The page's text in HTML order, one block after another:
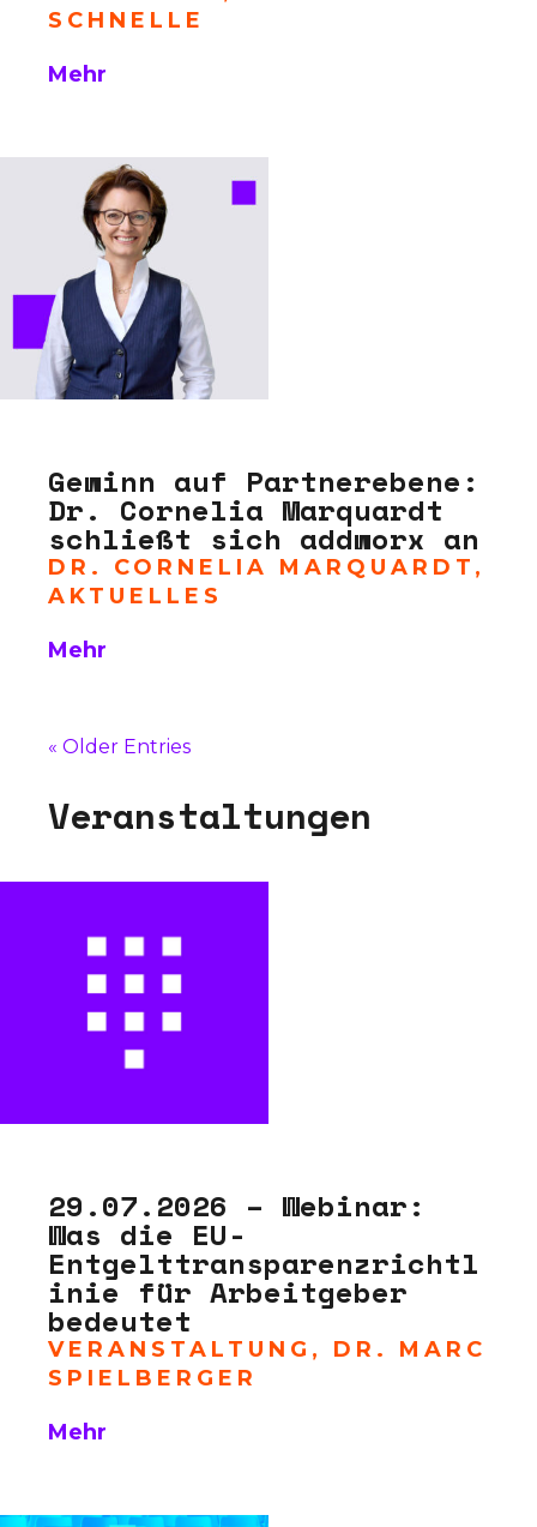
SCHNELLE
Mehr
Gewinn auf Partnerebene:
Dr. Cornelia Marquardt
schließt sich addworx an
DR. CORNELIA MARQUARDT ,
AKTUELLES
Mehr
« Older Entries
Veranstaltungen
29.07.2026 – Webinar:
Was die EU-
Entgelttransparenzrichtl
inie für Arbeitgeber
bedeutet
VERANSTALTUNG , DR. MARC
SPIELBERGER
Mehr